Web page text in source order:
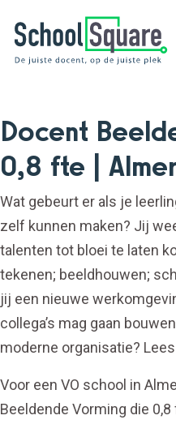
Docent
0,8 fte |
Wat gebeurt er als je
zelf kunnen maken? Jij
talenten tot bloei te laten
tekenen; beeldhouwen;
jij een nieuwe
collega’s mag gaan
moderne organisatie?
Voor een VO school in
Beeldende Vorming die